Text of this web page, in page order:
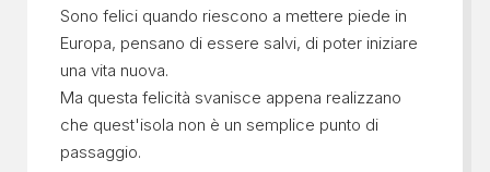
Sono felici quando riescono a mettere piede in
Europa, pensano di essere salvi, di poter iniziare
una vita nuova.
Ma questa felicità svanisce appena realizzano
che quest'isola non è un semplice punto di
passaggio.